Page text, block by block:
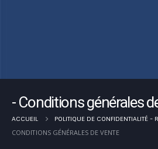
Conditions générales
ACCUEIL POLITIQUE DE CONFIDENTIALITÉ -
CONDITIONS GÉNÉRALES DE VENTE